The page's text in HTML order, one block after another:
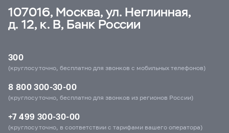
107016, Москва, ул. Неглинная,
д. 12, к. В, Банк России
300
(круглосуточно, бесплатно для звонков с мобильных телефонов)
8 800 300-30-00
(круглосуточно, бесплатно для звонков из регионов России)
+7 499 300-30-00
(круглосуточно, в соответствии с тарифами вашего оператора)